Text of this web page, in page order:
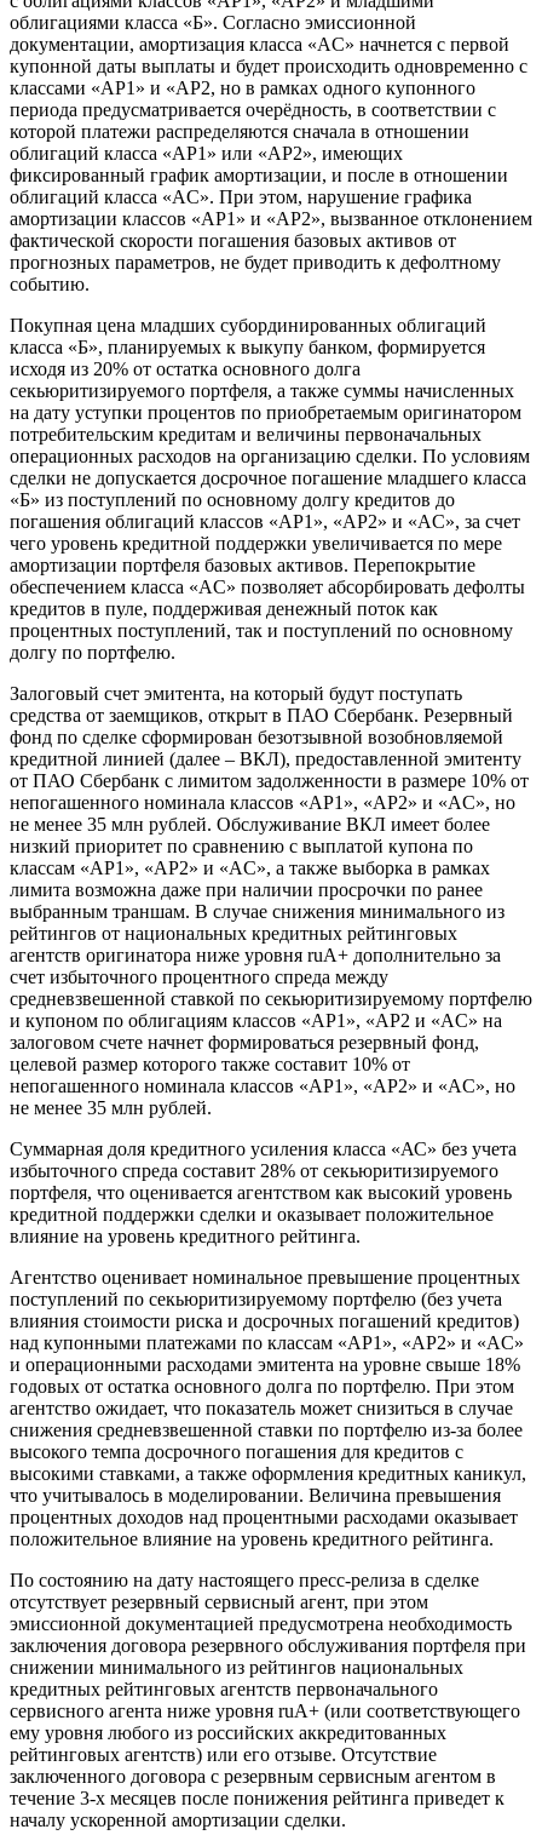
облигациями класса «Б». Согласно эмиссионной
документации, амортизация класса «AС» начнется с первой
купонной даты выплаты и будет происходить одновременно с
классами «АР1» и «АР2, но в рамках одного купонного
периода предусматривается очерёдность, в соответствии с
которой платежи распределяются сначала в отношении
облигаций класса «АР1» или «AP2», имеющих
фиксированный график амортизации, и после в отношении
облигаций класса «AC». При этом, нарушение графика
амортизации классов «АР1» и «AP2», вызванное отклонением
фактической скорости погашения базовых активов от
прогнозных параметров, не будет приводить к дефолтному
событию.
Покупная цена младших субординированных облигаций
класса «Б», планируемых к выкупу банком, формируется
исходя из 20% от остатка основного долга
секьюритизируемого портфеля, а также суммы начисленных
на дату уступки процентов по приобретаемым оригинатором
потребительским кредитам и величины первоначальных
операционных расходов на организацию сделки. По условиям
сделки не допускается досрочное погашение младшего класса
«Б» из поступлений по основному долгу кредитов до
погашения облигаций классов «AP1», «АР2» и «AC», за счет
чего уровень кредитной поддержки увеличивается по мере
амортизации портфеля базовых активов. Перепокрытие
обеспечением класса «AС» позволяет абсорбировать дефолты
кредитов в пуле, поддерживая денежный поток как
процентных поступлений, так и поступлений по основному
долгу по портфелю.
Залоговый счет эмитента, на который будут поступать
средства от заемщиков, открыт в ПАО Сбербанк. Резервный
фонд по сделке сформирован безотзывной возобновляемой
кредитной линией (далее – ВКЛ), предоставленной эмитенту
от ПАО Сбербанк с лимитом задолженности в размере 10% от
непогашенного номинала классов «AP1», «АР2» и «AC», но
не менее 35 млн рублей. Обслуживание ВКЛ имеет более
низкий приоритет по сравнению с выплатой купона по
классам «AP1», «АР2» и «AC», а также выборка в рамках
лимита возможна даже при наличии просрочки по ранее
выбранным траншам. В случае снижения минимального из
рейтингов от национальных кредитных рейтинговых
агентств оригинатора ниже уровня ruA+ дополнительно за
счет избыточного процентного спреда между
средневзвешенной ставкой по секьюритизируемому портфелю
и купоном по облигациям классов «AP1», «АР2 и «AC» на
залоговом счете начнет формироваться резервный фонд,
целевой размер которого также составит 10% от
непогашенного номинала классов «АP1», «АР2» и «AC», но
не менее 35 млн рублей.
Суммарная доля кредитного усиления класса «АС» без учета
избыточного спреда составит 28% от секьюритизируемого
портфеля, что оценивается агентством как высокий уровень
кредитной поддержки сделки и оказывает положительное
влияние на уровень кредитного рейтинга.
Агентство оценивает номинальное превышение процентных
поступлений по секьюритизируемому портфелю (без учета
влияния стоимости риска и досрочных погашений кредитов)
над купонными платежами по классам «AP1», «АР2» и «AC»
и операционными расходами эмитента на уровне свыше 18%
годовых от остатка основного долга по портфелю. При этом
агентство ожидает, что показатель может снизиться в случае
снижения средневзвешенной ставки по портфелю из-за более
высокого темпа досрочного погашения для кредитов с
высокими ставками, а также оформления кредитных каникул,
что учитывалось в моделировании. Величина превышения
процентных доходов над процентными расходами оказывает
положительное влияние на уровень кредитного рейтинга.
По состоянию на дату настоящего пресс-релиза в сделке
отсутствует резервный сервисный агент, при этом
эмиссионной документацией предусмотрена необходимость
заключения договора резервного обслуживания портфеля при
снижении минимального из рейтингов национальных
кредитных рейтинговых агентств первоначального
сервисного агента ниже уровня ruA+ (или соответствующего
ему уровня любого из российских аккредитованных
рейтинговых агентств) или его отзыве. Отсутствие
заключенного договора с резервным сервисным агентом в
течение 3-х месяцев после понижения рейтинга приведет к
началу ускоренной амортизации сделки.